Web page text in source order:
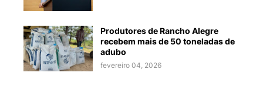
Produtores de Rancho Alegre
recebem mais de 50 toneladas de
adubo
fevereiro 04, 2026